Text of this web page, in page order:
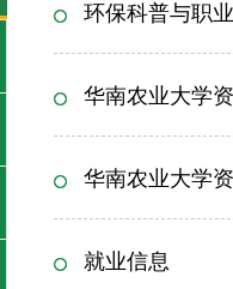
环保科普与职
华南农业大学
华南农业大学
就业信息